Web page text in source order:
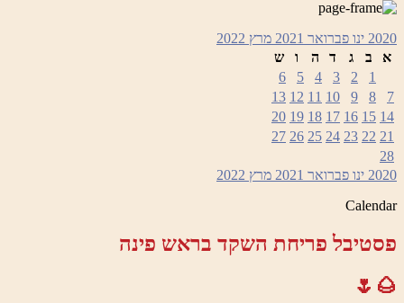
2020 ינו פברואר 2021 מרץ 2022
א
ב ג ד ה ו
ש
1
2
3
4
5
6
7
8
9
10
11
12
13
14
15
16
17
18
19
20
21
22
23
24
25
26
27
28
2020 ינו פברואר 2021 מרץ 2022
Calendar
פסטיבל פריחת השקד בראש פינה
🌰🌷